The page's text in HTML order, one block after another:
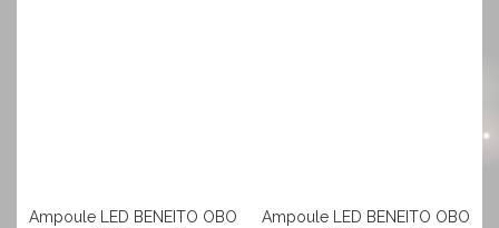
Ampoule LED BENEITO OBO
Ampoule LED BENEITO OBO